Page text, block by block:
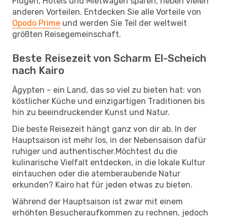
anderen Vorteilen. Entdecken Sie alle Vorteile von
Opodo Prime und werden Sie Teil der weltweit
größten Reisegemeinschaft.
Beste Reisezeit von Scharm El-Scheich
nach Kairo
Ägypten – ein Land, das so viel zu bieten hat: von
köstlicher Küche und einzigartigen Traditionen bis
hin zu beeindruckender Kunst und Natur.
Die beste Reisezeit hängt ganz von dir ab. In der
Hauptsaison ist mehr los, in der Nebensaison dafür
ruhiger und authentischer.Möchtest du die
kulinarische Vielfalt entdecken, in die lokale Kultur
eintauchen oder die atemberaubende Natur
erkunden? Kairo hat für jeden etwas zu bieten.
Während der Hauptsaison ist zwar mit einem
erhöhten Besucheraufkommen zu rechnen, jedoch